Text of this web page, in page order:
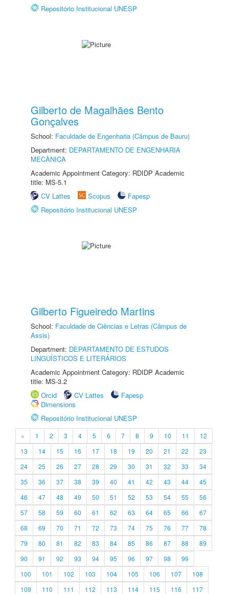
Repositório Institucional UNESP
Gilberto de Magalhães Bento
Gonçalves
School: Faculdade de Engenharia (Câmpus de Bauru)
Department: DEPARTAMENTO DE ENGENHARIA
MECÂNICA
Academic Appointment Category: RDIDP Academic
title: MS-5.1
CV Lattes
Scopus
Fapesp
Repositório Institucional UNESP
Gilberto Figueiredo Martins
School: Faculdade de Ciências e Letras (Câmpus de
Assis)
Department: DEPARTAMENTO DE ESTUDOS
LINGUÍSTICOS E LITERÁRIOS
Academic Appointment Category: RDIDP Academic
title: MS-3.2
Orcid
CV Lattes
Fapesp
Dimensions
Repositório Institucional UNESP
« 1 2 3 4 5 6 7 8 9 10 11
12
13
14 15 16 17 18 19 20 21 22
23
24
25 26 27 28 29 30 31 32 33
34
35
36 37 38 39 40 41 42 43 44
45
46
47 48 49 50 51 52 53 54 55
56
57
58 59 60 61 62 63 64 65 66
67
68
69 70 71 72 73 74 75 76 77
78
79
80 81 82 83 84 85 86 87 88
89
90
91 92 93 94 95 96 97 98
99
100
101 102 103 104 105 106 107
108
109
110 111 112 113 114 115 116
117